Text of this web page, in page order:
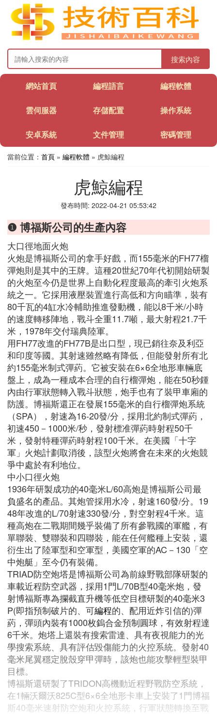
搜索內容
網站首頁 編程語言 編程軟體
雲伺服器 存儲配置 操作系統
安卓系統 文件管理 密碼管理
當前位置： 首頁 » 編程軟體 » 虎鯨編程
虎鯨編程
發布時間: 2022-04-21 05:53:42
❶ 博福斯公司的生產內容
大口徑地面火炮
火炮是博福斯公司的拿手好戲，而155毫米的FH77榴
彈炮則是其中的王牌。這種20世紀70年代初開始研製
的火炮至今仍是世界上自動化程度最高的牽引火炮系
統之一。它採用液壓裝置進行高低和方向瞄準，裝有
80千瓦的4缸水冷輔助推進發動機，能以8千米/小時
的速度轉移陣地，戰斗全重11.7噸，最大射程21.7千
米，1978年交付瑞典陸軍。
用FH77改進的FH77B是出口型，現已銷往奈及利亞
和印度等國。其射速雖然略有降低，但能發射所有北
約155毫米制式彈葯。它被安裝在6×6全地形車輛底
盤上，成為一種成本合理的自行榴彈炮，能在50秒鍾
內由行軍狀態轉入戰斗狀態，炮手也有了裝甲車廂的
防護。博福斯還正在發展155毫米的自行榴彈炮系統
（SPA），射速為16-20發/分，採用北約制式彈葯，
初速450－1000米/秒，發射標准彈葯時射程50千
米，發射特種彈葯時射程100千米。在美國「十字
軍」火炮計劃取消後，該型火炮將會在未來的火炮競
爭中處於有利地位。
中小口徑火炮
1936年研製成功的40毫米L/60高炮是博福斯公司最
負盛名的產品。其炮管採用水冷，射速160發/分。19
48年改進的L/70射速330發/分，對空射程4千米。這
種高炮在二戰期間幾乎裝備了所有參戰國的軍艦，有
單聯裝、雙聯裝和四聯裝，能在任何艦種上安裝，還
衍生出了陸軍型和空軍型，美國空軍的AC－130「空
中炮艇」至今仍有裝備。
TRIAD防空炮塔是博福斯公司為前線野戰部隊研製的
車載近程防空武器，採用1門L/70B型40毫米炮，發
射博福斯專為攔截直升機等低空目標研製的40毫米3
P(即指預制破片的、可編程的、配用近炸引信的)彈
葯，彈頭內裝有1000枚鎢合金預制圓球，有效射程達
6千米。炮塔上還裝有搜索雷達、具有夜視能力的光
學搜索系統、具有評估毀傷能力的火控系統。發射40
毫米尾翼穩定脫殼穿甲彈時，該炮也能攻擊輕型裝甲
目標。
博福斯還研製了TRIDON高機動近程野戰防空系統，
在1輛沃爾沃825C型6×6全地形卡車上安裝了1門博福
斯40毫米速射防空炮和火控系統，行軍狀態轉換至戰